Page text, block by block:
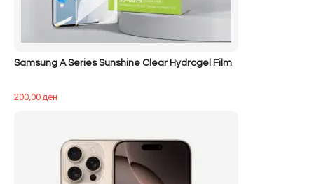
Samsung A Series Sunshine Clear Hydrogel Film
200,00ден